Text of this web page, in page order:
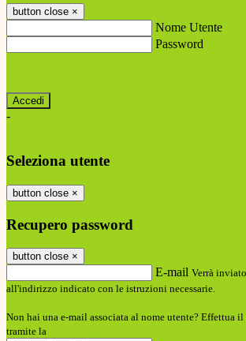
button close ×
Nome Utente
Password
-
Seleziona utente
button close ×
Recupero password
button close ×
E-mail Verrà
all'indirizzo indicato con le istruzioni necessarie.
Non hai una e-mail associata al nome utente? Effettua il
tramite la